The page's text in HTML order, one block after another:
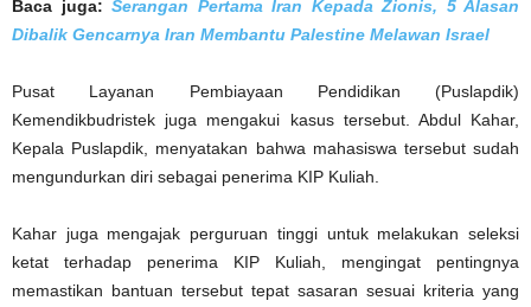
Baca juga: Serangan Pertama Iran Kepada Zionis, 5 Alasan
Dibalik Gencarnya Iran Membantu Palestine Melawan Israel
Pusat Layanan Pembiayaan Pendidikan (Puslapdik)
Kemendikbudristek juga mengakui kasus tersebut. Abdul Kahar,
Kepala Puslapdik, menyatakan bahwa mahasiswa tersebut sudah
mengundurkan diri sebagai penerima KIP Kuliah.
Kahar juga mengajak perguruan tinggi untuk melakukan seleksi
ketat terhadap penerima KIP Kuliah, mengingat pentingnya
memastikan bantuan tersebut tepat sasaran sesuai kriteria yang